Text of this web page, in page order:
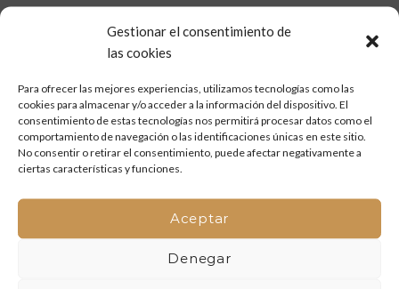
Gestionar el consentimiento de
las cookies
Para ofrecer las mejores experiencias, utilizamos tecnologías como las
cookies para almacenar y/o acceder a la información del dispositivo. El
consentimiento de estas tecnologías nos permitirá procesar datos como el
comportamiento de navegación o las identificaciones únicas en este sitio.
No consentir o retirar el consentimiento, puede afectar negativamente a
ciertas características y funciones.
Aceptar
Denegar
Mueble de baño a medida en madera de mobila vieja
y artesanía que vuelven a la vida
Mueble de baño a medida con acabado en nogal
Un rincón de estudio único: restauración y carpintería a
medida
Restauración de una Capelleta de Visita Domiciliaria: Un